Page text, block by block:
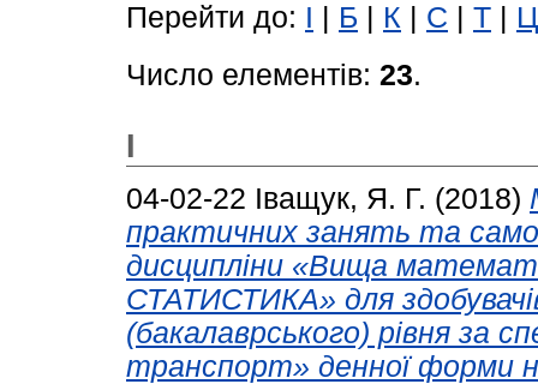
Перейти до: І Б К С Т
Ц
Число елементів: 23.
І
04-02-22 Іващук, Я. Г. (2018)
практичних занять та
дисципліни «Вища
СТАТИСТИКА» для
(бакалаврського) рівня за
транспорт» денної форми